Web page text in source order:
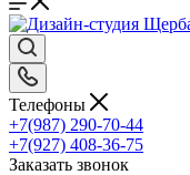
Телефоны
+7(987) 290-70-44
+7(927) 408-36-75
Заказать звонок